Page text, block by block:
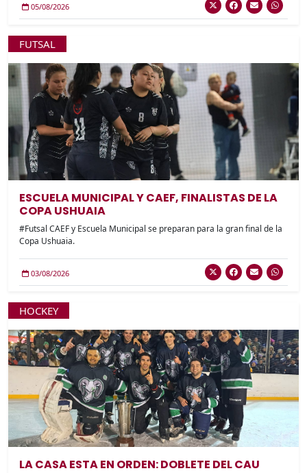
05/08/2026
FUTSAL
ESCUELA MUNICIPAL Y CAEF, FINALISTAS DE LA
COPA USHUAIA
#Futsal CAEF y Escuela Municipal se preparan para la gran final de la
Copa Ushuaia.
03/08/2026
HOCKEY
LA CASA ESTA EN ORDEN: DOBLETE DEL CAU